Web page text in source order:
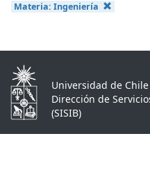
Materia: Ingeniería
Universidad de Chile
Dirección de
(SISIB)